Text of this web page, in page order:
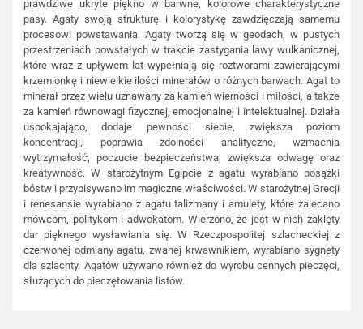
prawdziwe ukryte piękno w barwne, kolorowe charakterystyczne
pasy. Agaty swoją strukturę i kolorystykę zawdzięczają samemu
procesowi powstawania. Agaty tworzą się w geodach, w pustych
przestrzeniach powstałych w trakcie zastygania lawy wulkanicznej,
które wraz z upływem lat wypełniają się roztworami zawierającymi
krzemionkę i niewielkie ilości minerałów o różnych barwach. Agat to
minerał przez wielu uznawany za kamień wierności i miłości, a także
za kamień równowagi fizycznej, emocjonalnej i intelektualnej. Działa
uspokajająco, dodaje pewności siebie, zwiększa poziom
koncentracji, poprawia zdolności analityczne, wzmacnia
wytrzymałość, poczucie bezpieczeństwa, zwiększa odwagę oraz
kreatywność. W starożytnym Egipcie z agatu wyrabiano posążki
bóstw i przypisywano im magiczne właściwości. W starożytnej Grecji
i renesansie wyrabiano z agatu talizmany i amulety, które zalecano
mówcom, politykom i adwokatom. Wierzono, że jest w nich zaklęty
dar pięknego wysławiania się. W Rzeczpospolitej szlacheckiej z
czerwonej odmiany agatu, zwanej krwawnikiem, wyrabiano sygnety
dla szlachty. Agatów używano również do wyrobu cennych pieczęci,
służących do pieczętowania listów.